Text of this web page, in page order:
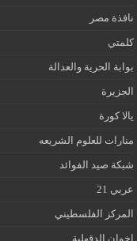
نافذة مصر
كلمتي
بوابة الحرية والعدالة
الجزيرة
يالا كورة
منارات للعلوم الشريعه
شبكة صيد الفوائد
عربي 21
المركز الفلسطيني
إخوان الدقهلية